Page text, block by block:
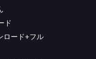
ド
ロード+フル